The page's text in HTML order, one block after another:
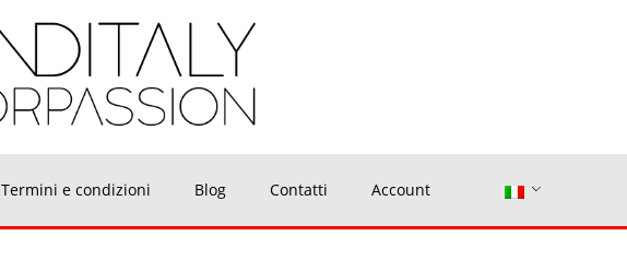
Termini e condizioni Blog Contatti Account